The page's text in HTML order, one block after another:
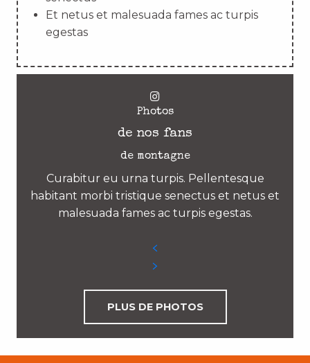
Et netus et malesuada fames ac turpis
egestas
Photos
de nos fans
de montagne
Curabitur eu urna turpis. Pellentesque
habitant morbi tristique senectus et netus et
malesuada fames ac turpis egestas.
PLUS DE PHOTOS